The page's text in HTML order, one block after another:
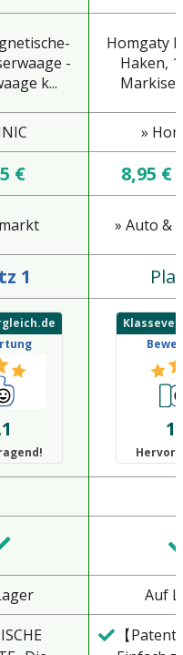
-
k...
Homgaty
Haken,
»
€ 8,95 €
» Auto &
1
Auf
【